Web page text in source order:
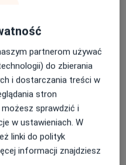
Tętniaki
+14 a11y_sr_more_diseases
partnerom używać
do zbierania
i dostarczania treści w
stron
sprawdzić i
w ustawieniach. W
linki do polityk
informacji znajdziesz